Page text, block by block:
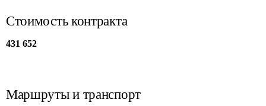
Стоимость контракта
431 652
Маршруты и транспорт